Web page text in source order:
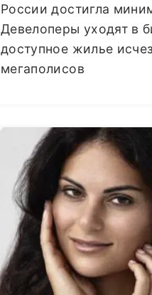
России достигла
Девелоперы уходят в
доступное жилье
мегаполисов